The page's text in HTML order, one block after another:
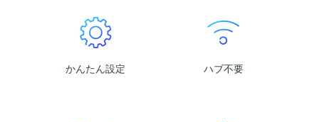
かんたん設定 ハブ不要